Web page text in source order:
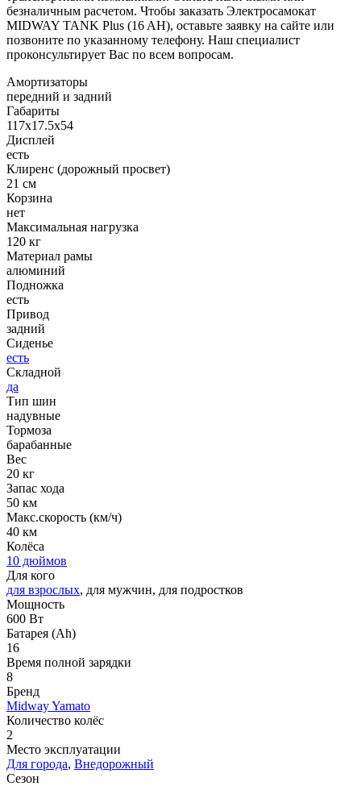
безналичным расчетом. Чтобы заказать Электросамокат
MIDWAY TANK Plus (16 AH), оставьте заявку на сайте или
позвоните по указанному телефону. Наш специалист
проконсультирует Вас по всем вопросам.
Амортизаторы
передний и задний
Габариты
117x17.5x54
Дисплей
есть
Клиренс (дорожный просвет)
21 см
Корзина
нет
Максимальная нагрузка
120 кг
Материал рамы
алюминий
Подножка
есть
Привод
задний
Сиденье
есть
Складной
да
Тип шин
надувные
Тормоза
барабанные
Вес
20 кг
Запас хода
50 км
Макс.скорость (км/ч)
40 км
Колёса
10 дюймов
Для кого
для взрослых, для мужчин, для подростков
Мощность
600 Вт
Батарея (Ah)
16
Время полной зарядки
8
Бренд
Midway Yamato
Количество колёс
2
Место эксплуатации
Для города, Внедорожный
Сезон